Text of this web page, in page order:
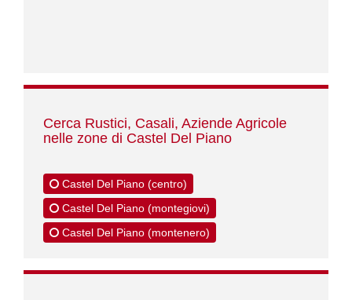
Cerca Rustici, Casali, Aziende Agricole
nelle zone di Castel Del Piano
Castel Del Piano (centro)
Castel Del Piano (montegiovi)
Castel Del Piano (montenero)